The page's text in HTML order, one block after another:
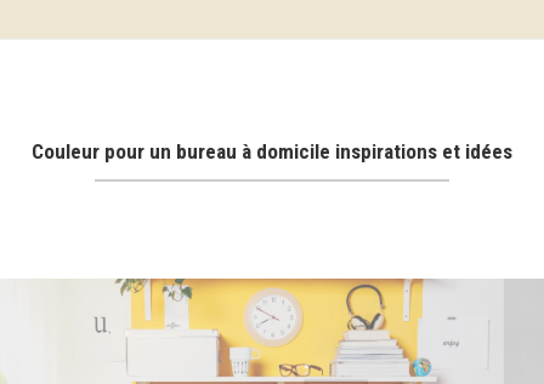
Couleur pour un bureau à domicile inspirations et idées